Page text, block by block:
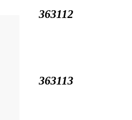
363112
363113